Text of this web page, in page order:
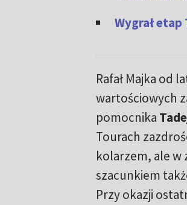
Wygrał
Rafał Majka od
wartościowych
pomocnika
Tourach
kolarzem, ale w
szacunkiem
Przy okazji